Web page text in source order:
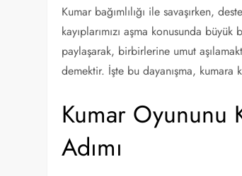
Kumar bağımlılığı ile savaşırken,
kayıplarımızı aşma konusunda
paylaşarak, birbirlerine umut
demektir. İşte bu dayanışma,
Kumar Oyununu
Adımı